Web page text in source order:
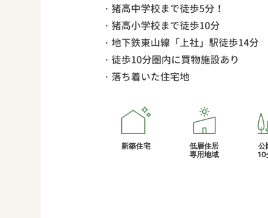
・猪高中学校まで徒歩5分！
・猪高小学校まで徒歩10分
・地下鉄東山線「上社」駅徒歩14分
・徒歩10分圏内に買物施設あり
・落ち着いた住宅地
新築住宅
低層住居
専用地域
公
10